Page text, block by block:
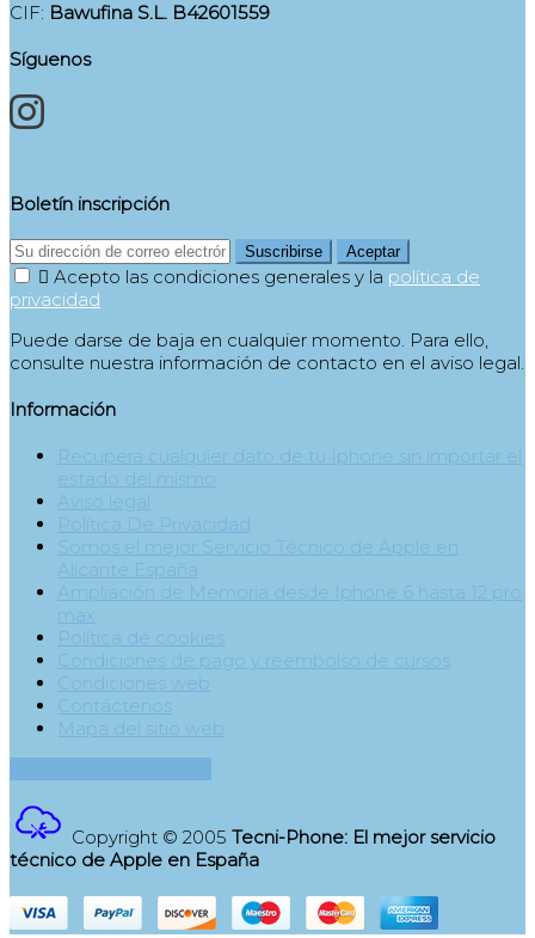
CIF: Bawufina S.L. B42601559
Síguenos
Boletín inscripción
Suscribirse Aceptar
 Acepto las condiciones generales y la política de
privacidad
Puede darse de baja en cualquier momento. Para ello,
consulte nuestra información de contacto en el aviso legal.
Información
Recupera cualquier dato de tu Iphone sin importar el
estado del mismo
Aviso legal
Política De Privacidad
Somos el mejor Servicio Técnico de Apple en
Alicante España
Ampliación de Memoria desde Iphone 6 hasta 12 pro
max
Política de cookies
Condiciones de pago y reembolso de cursos
Condiciones web
Contáctenos
Mapa del sitio web
Copyright © 2005 Tecni-Phone: El mejor servicio
técnico de Apple en España